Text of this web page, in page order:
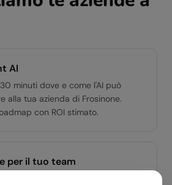
AI
minuti dove e come l'AI può
alla tua azienda di Frosinone.
con ROI stimato.
per il tuo team